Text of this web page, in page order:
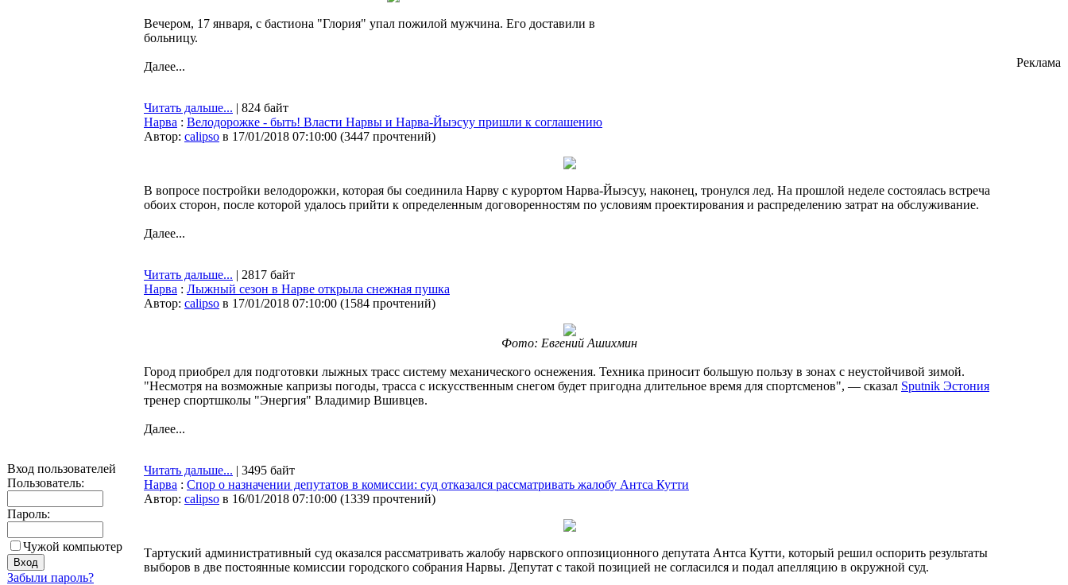
Вход пользователей
Пользователь:
Пароль:
Чужой компьютер
Забыли пароль?
Вечером, 17 января, с бастиона "Глория" упал пожилой мужчина. Его доставили в
больницу.
Далее...
Читать дальше... | 824 байт
Нарва : Велодорожке - быть! Власти Нарвы и Нарва-Йыэсуу пришли к соглашению
Автор: calipso в 17/01/2018 07:10:00 (3447 прочтений)
В вопросе постройки велодорожки, которая бы соединила Нарву с курортом Нарва-Йыэсуу, наконец, тронулся лед. На прошлой неделе состоялась встреча
обоих сторон, после которой удалось прийти к определенным договоренностям по условиям проектирования и распределению затрат на обслуживание.
Далее...
Читать дальше... | 2817 байт
Нарва : Лыжный сезон в Нарве открыла снежная пушка
Автор: calipso в 17/01/2018 07:10:00 (1584 прочтений)
Фото: Евгений Ашихмин
Город приобрел для подготовки лыжных трасс систему механического оснежения. Техника приносит большую пользу в зонах с неустойчивой зимой.
"Несмотря на возможные капризы погоды, трасса с искусственным снегом будет пригодна длительное время для спортсменов", — сказал Sputnik Эстония
тренер спортшколы "Энергия" Владимир Вшивцев.
Далее...
Читать дальше... | 3495 байт
Нарва : Спор о назначении депутатов в комиссии: суд отказался рассматривать жалобу Антса Кутти
Автор: calipso в 16/01/2018 07:10:00 (1339 прочтений)
Тартуский административный суд оказался рассматривать жалобу нарвского оппозиционного депутата Антса Кутти, который решил оспорить результаты
выборов в две постоянные комиссии городского собрания Нарвы. Депутат с такой позицией не согласился и подал апелляцию в окружной суд.
Реклама